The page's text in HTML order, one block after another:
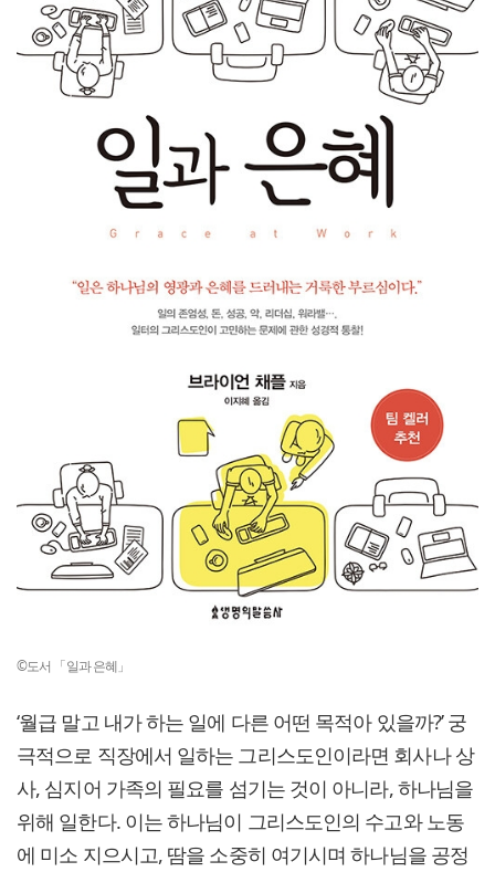
©도서 「일과 은혜」
‘월급 말고 내가 하는 일에 다른 어떤 목적아 있을까?’ 궁
극적으로 직장에서 일하는 그리스도인이라면 회사나 상
사, 심지어 가족의 필요를 섬기는 것이 아니라, 하나님을
위해 일한다. 이는 하나님이 그리스도인의 수고와 노동
에 미소 지으시고, 땀을 소중히 여기시며 하나님을 공정